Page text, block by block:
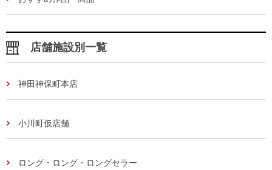
店舗施設別一覧
神田神保町本店
小川町仮店舗
ロング・ロング・ロングセラー